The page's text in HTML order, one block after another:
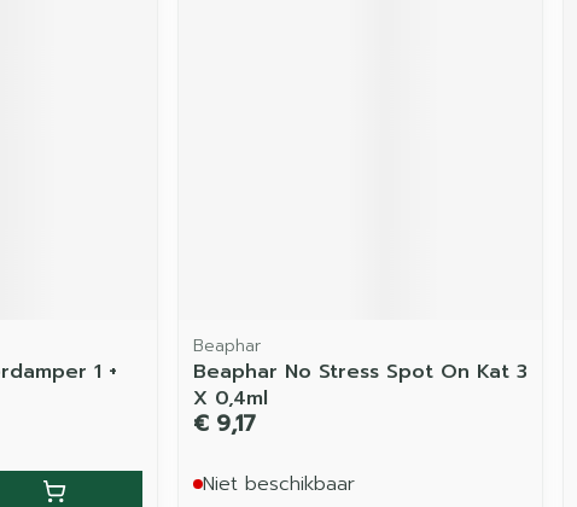
1 +
Beaphar
Beaphar No Stress Spot On Kat 3
X 0,4ml
€ 9,17
Niet beschikbaar